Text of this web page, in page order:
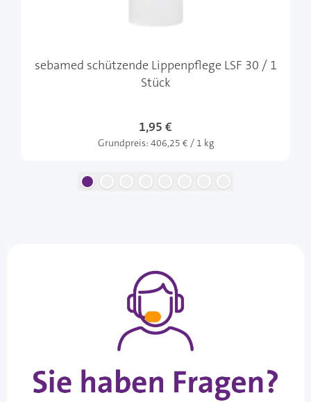
sebamed schützende Lippenpflege LSF 30 / 1
Stück
1,95 €
Grundpreis: 406,25 € / 1 kg